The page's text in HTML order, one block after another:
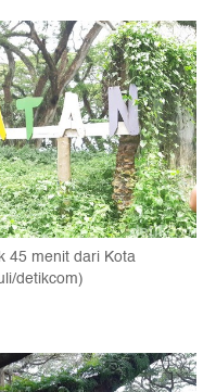
45 menit dari Kota
detikcom)